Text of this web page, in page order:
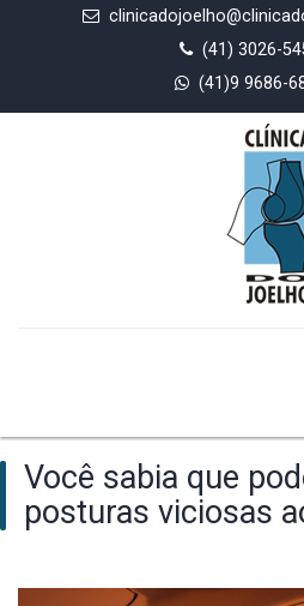
(41) 3026-
(41)9 9686-
Você sabia que
posturas viciosas